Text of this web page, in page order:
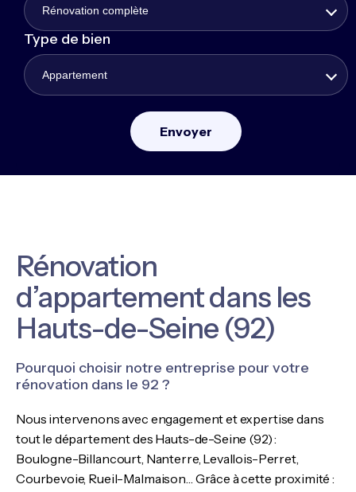
Rénovation complète
Type de bien
Appartement
Rénovation
d’appartement dans les
Hauts-de-Seine (92)
Pourquoi choisir notre entreprise pour votre
rénovation dans le 92 ?
Nous intervenons avec engagement et expertise dans
tout le département des Hauts-de-Seine (92) :
Boulogne-Billancourt, Nanterre, Levallois-Perret,
Courbevoie, Rueil-Malmaison… Grâce à cette proximité :